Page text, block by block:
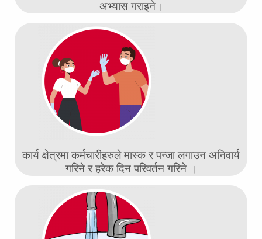
अभ्यास गराइने।
कार्य क्षेत्रमा कर्मचारीहरुले मास्क र पन्जा लगाउन अनिवार्य
गरिने र हरेक दिन परिवर्तन गरिने ।